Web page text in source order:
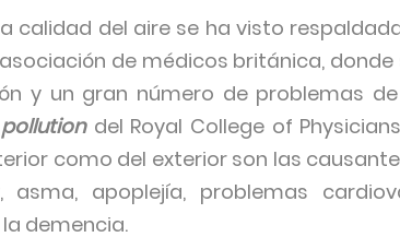
calidad del aire se ha visto
de médicos británica,
y un gran número de problemas
del Royal College of
como del exterior son las
asma, apoplejía, problemas
demencia.